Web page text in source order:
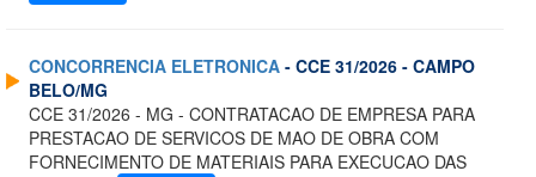
CONCORRENCIA ELETRONICA - CCE 31/2026 - CAMPO
BELO/MG
CCE 31/2026 - MG - CONTRATACAO DE EMPRESA PARA
PRESTACAO DE SERVICOS DE MAO DE OBRA COM
FORNECIMENTO DE MATERIAIS PARA EXECUCAO DAS